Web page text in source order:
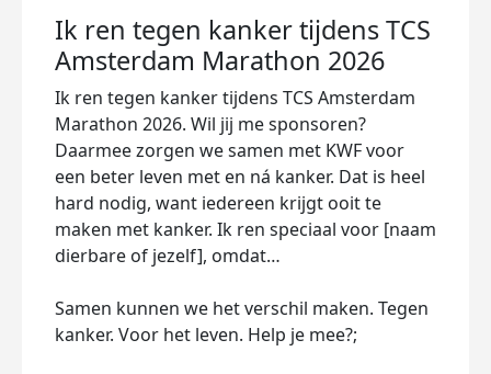
Ik ren tegen kanker tijdens TCS
Amsterdam Marathon 2026
Ik ren tegen kanker tijdens TCS Amsterdam
Marathon 2026. Wil jij me sponsoren?
Daarmee zorgen we samen met KWF voor
een beter leven met en ná kanker. Dat is heel
hard nodig, want iedereen krijgt ooit te
maken met kanker. Ik ren speciaal voor [naam
dierbare of jezelf], omdat…
Samen kunnen we het verschil maken. Tegen
kanker. Voor het leven. Help je mee?;